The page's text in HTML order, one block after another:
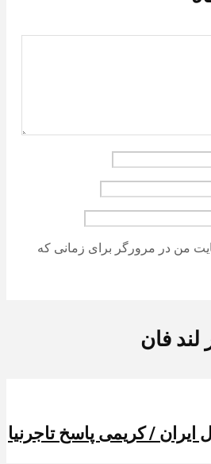
من در مرورگر برای زمانی که
فان
ایران / کریمی پاسخ تاجرنیا